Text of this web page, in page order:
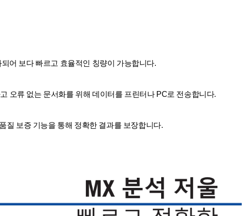
어 보다 빠르고 효율적인 칭량이 가능합니다.
오류 없는 문서화를 위해 데이터를 프린터나 PC로 전송합니다.
질 보증 기능을 통해 정확한 결과를 보장합니다.